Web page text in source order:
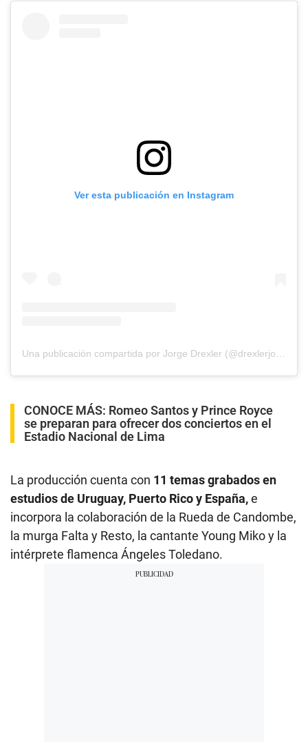
Ver esta publicación en Instagram
Una publicación compartida por Jorge Drexler (@drexlerjorge)
CONOCE MÁS: Romeo Santos y Prince Royce
se preparan para ofrecer dos conciertos en el
Estadio Nacional de Lima
La producción cuenta con 11 temas grabados en
estudios de Uruguay, Puerto Rico y España,e
incorpora la colaboración de la Rueda de Candombe,
la murga Falta y Resto, la cantante Young Miko y la
intérprete flamenca Ángeles Toledano.